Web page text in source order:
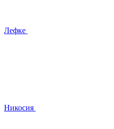
Лефке
Никосия